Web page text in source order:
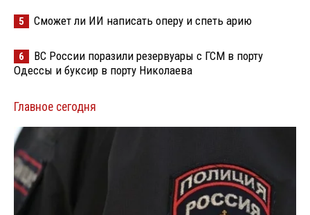
5 Сможет ли ИИ написать оперу и спеть арию
6
ВС России поразили резервуары с ГСМ в порту
Одессы и буксир в порту Николаева
Главное сегодня